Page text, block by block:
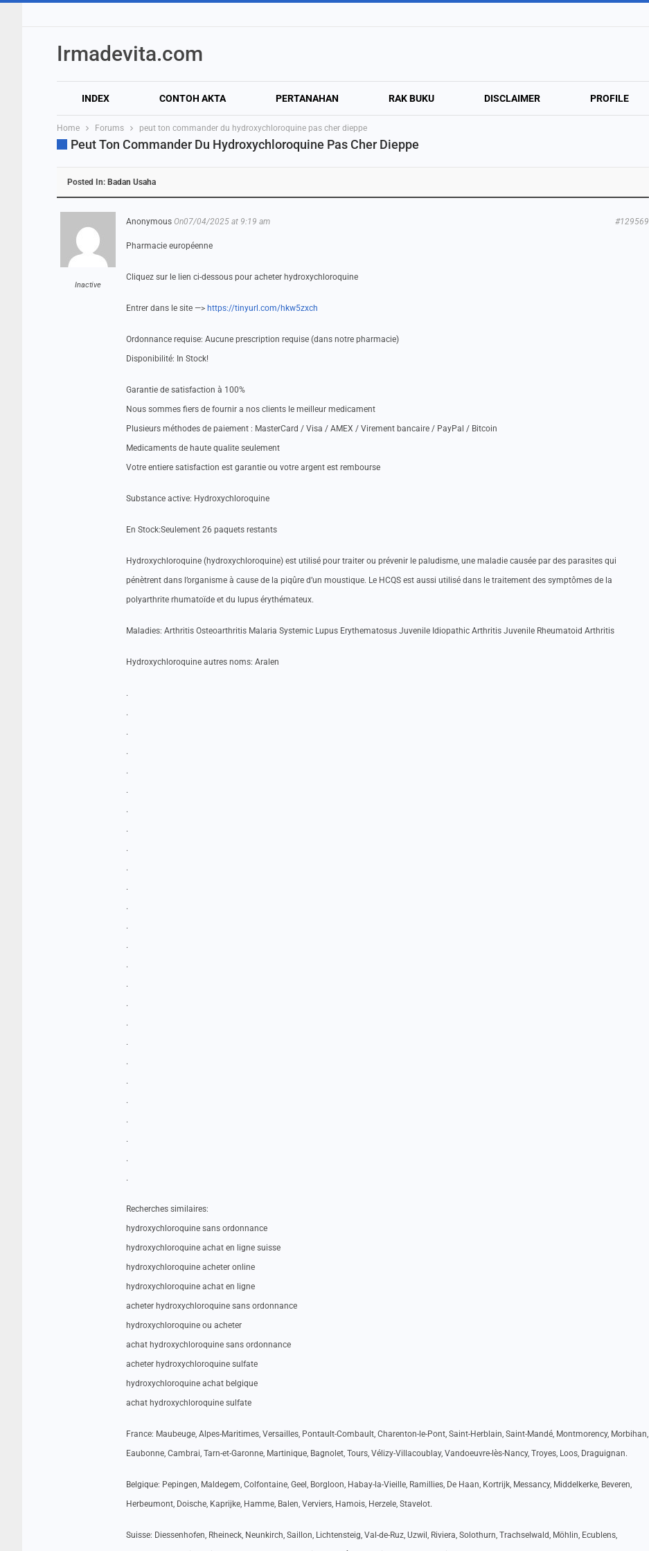
Irmadevita.com
INDEX CONTOH AKTA PERTANAHAN RAK BUKU DISCLAIMER PROFILE
Home Forums peut ton commander du hydroxychloroquine pas cher dieppe
Peut Ton Commander Du Hydroxychloroquine Pas Cher Dieppe
Posted In: Badan Usaha
Inactive
Anonymous On07/04/2025 at 9:19 am #129569
Pharmacie européenne
Cliquez sur le lien ci-dessous pour acheter hydroxychloroquine
Entrer dans le site —> https://tinyurl.com/hkw5zxch
Ordonnance requise: Aucune prescription requise (dans notre pharmacie)
Disponibilité: In Stock!
Garantie de satisfaction à 100%
Nous sommes fiers de fournir a nos clients le meilleur medicament
Plusieurs méthodes de paiement : MasterCard / Visa / AMEX / Virement bancaire / PayPal / Bitcoin
Medicaments de haute qualite seulement
Votre entiere satisfaction est garantie ou votre argent est rembourse
Substance active: Hydroxychloroquine
En Stock:Seulement 26 paquets restants
Hydroxychloroquine (hydroxychloroquine) est utilisé pour traiter ou prévenir le paludisme, une maladie causée par des parasites qui
pénètrent dans l’organisme à cause de la piqûre d’un moustique. Le HCQS est aussi utilisé dans le traitement des symptômes de la
polyarthrite rhumatoïde et du lupus érythémateux.
Maladies: Arthritis Osteoarthritis Malaria Systemic Lupus Erythematosus Juvenile Idiopathic Arthritis Juvenile Rheumatoid Arthritis
Hydroxychloroquine autres noms: Aralen
.
.
.
.
.
.
.
.
.
.
.
.
.
.
.
.
.
.
.
.
.
.
.
.
.
.
Recherches similaires:
hydroxychloroquine sans ordonnance
hydroxychloroquine achat en ligne suisse
hydroxychloroquine acheter online
hydroxychloroquine achat en ligne
acheter hydroxychloroquine sans ordonnance
hydroxychloroquine ou acheter
achat hydroxychloroquine sans ordonnance
acheter hydroxychloroquine sulfate
hydroxychloroquine achat belgique
achat hydroxychloroquine sulfate
France: Maubeuge, Alpes-Maritimes, Versailles, Pontault-Combault, Charenton-le-Pont, Saint-Herblain, Saint-Mandé, Montmorency, Morbihan,
Eaubonne, Cambrai, Tarn-et-Garonne, Martinique, Bagnolet, Tours, Vélizy-Villacoublay, Vandoeuvre-lès-Nancy, Troyes, Loos, Draguignan.
Belgique: Pepingen, Maldegem, Colfontaine, Geel, Borgloon, Habay-la-Vieille, Ramillies, De Haan, Kortrijk, Messancy, Middelkerke, Beveren,
Herbeumont, Doische, Kaprijke, Hamme, Balen, Verviers, Hamois, Herzele, Stavelot.
Suisse: Diessenhofen, Rheineck, Neunkirch, Saillon, Lichtensteig, Val-de-Ruz, Uzwil, Riviera, Solothurn, Trachselwald, Möhlin, Ecublens,